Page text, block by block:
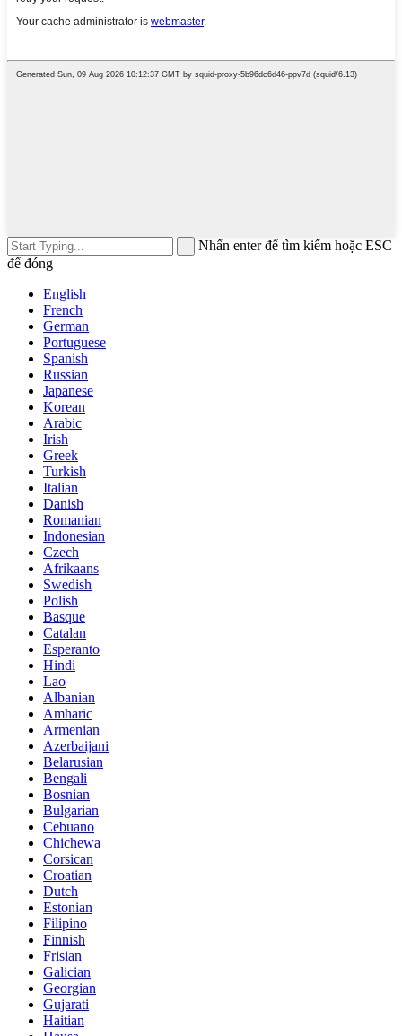
Nhấn enter để tìm kiếm hoặc ESC
để đóng
English
French
German
Portuguese
Spanish
Russian
Japanese
Korean
Arabic
Irish
Greek
Turkish
Italian
Danish
Romanian
Indonesian
Czech
Afrikaans
Swedish
Polish
Basque
Catalan
Esperanto
Hindi
Lao
Albanian
Amharic
Armenian
Azerbaijani
Belarusian
Bengali
Bosnian
Bulgarian
Cebuano
Chichewa
Corsican
Croatian
Dutch
Estonian
Filipino
Finnish
Frisian
Galician
Georgian
Gujarati
Haitian